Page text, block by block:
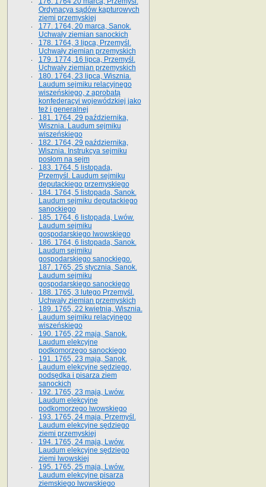
Ordynacya sądów kapturowych
ziemi przemyskiej
177. 1764, 20 marca, Sanok.
Uchwały ziemian sanockich
178. 1764, 3 lipca, Przemyśl.
Uchwały ziemian przemyskich
179. 1774, 16 lipca, Przemyśl.
Uchwały ziemian przemyskich
180. 1764, 23 lipca, Wisznia.
Laudum sejmiku relacyjnego
wiszeńskiego, z aprobatą
konfederacyi wojewódzkiej jako
też i generalnej
181. 1764, 29 października,
Wisznia. Laudum sejmiku
wiszeńskiego
182. 1764, 29 października,
Wisznia. Instrukcya sejmiku
posłom na sejm
183. 1764, 5 listopada,
Przemyśl. Laudum sejmiku
deputackiego przemyskiego
184. 1764, 5 listopada, Sanok.
Laudum sejmiku deputackiego
sanockiego
185. 1764, 6 listopada, Lwów.
Laudum sejmiku
gospodarskiego lwowskiego
186. 1764, 6 listopada, Sanok.
Laudum sejmiku
gospodarskiego sanockiego.
187. 1765, 25 stycznia, Sanok.
Laudum sejmiku
gospodarskiego sanockiego
188. 1765, 3 lutego Przemyśl.
Uchwały ziemian przemyskich
189. 1765, 22 kwietnia, Wisznia.
Laudum sejmiku relacyjnego
wiszeńskiego
190. 1765, 22 maja, Sanok.
Laudum elekcyjne
podkomorzego sanockiego
191. 1765, 23 maja, Sanok.
Laudum elekcyjne sędziego,
podsędka i pisarza ziem
sanockich
192. 1765, 23 maja, Lwów.
Laudum elekcyjne
podkomorzego lwowskiego
193. 1765, 24 maja, Przemyśl.
Laudum elekcyjne sędziego
ziemi przemyskiej
194. 1765, 24 maja, Lwów.
Laudum elekcyjne sędziego
ziemi lwowskiej
195. 1765, 25 maja, Lwów.
Laudum elekcyjne pisarza
ziemskiego lwowskiego